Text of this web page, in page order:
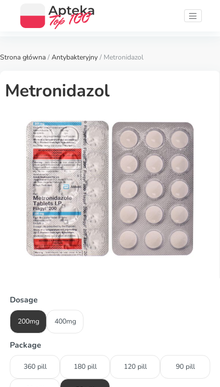
Strona główna / Antybakteryjny / Metronidazol
Metronidazol
Dosage
200mg 400mg
Package
360 pill 180 pill 120 pill 90 pill